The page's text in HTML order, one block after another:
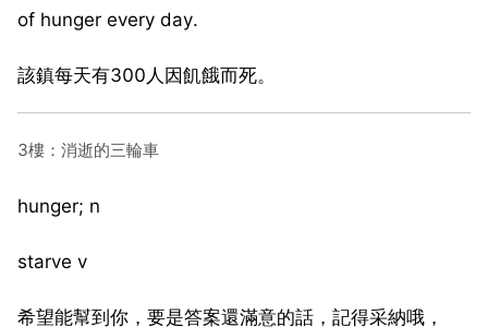
of hunger every day.
該鎮每天有300人因飢餓而死。
3樓：消逝的三輪車
hunger; n
starve v
希望能幫到你，要是答案還滿意的話，記得采納哦，